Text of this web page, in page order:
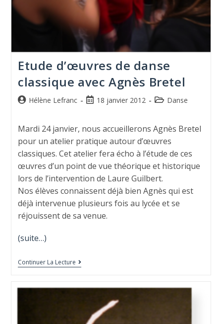
Etude d’œuvres de danse
classique avec Agnès Bretel
Hélène Lefranc 18 janvier 2012 Danse
Mardi 24 janvier, nous accueillerons Agnès Bretel
pour un atelier pratique autour d’œuvres
classiques. Cet atelier fera écho à l’étude de ces
œuvres d’un point de vue théorique et historique
lors de l’intervention de Laure Guilbert.
Nos élèves connaissent déjà bien Agnès qui est
déjà intervenue plusieurs fois au lycée et se
réjouissent de sa venue.
(suite…)
Continuer La Lecture